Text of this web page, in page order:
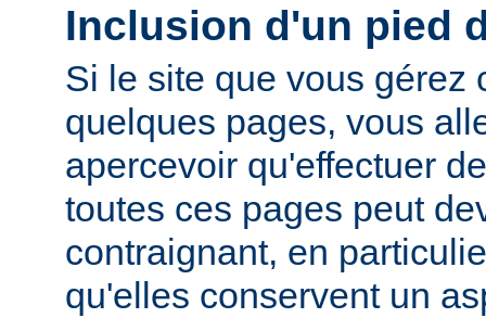
Inclusion d'un pied
Si le site que vous gérez
quelques pages, vous
apercevoir qu'effectuer
toutes ces pages peut
contraignant, en
qu'elles conservent un